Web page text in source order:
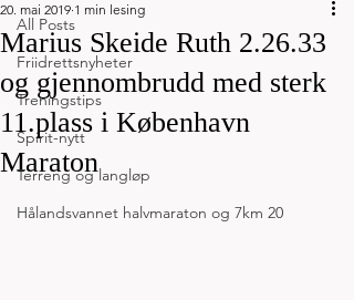
All Posts
Friidrettsnyheter
Treningstips
Spirit-nytt
Terreng og langløp
Hålandsvannet halvmaraton og 7km 20
Marius Skeide Ruth 2.26.33
og gjennombrudd med sterk
11.plass i København
Maraton
20. mai 2019 1 min lesing